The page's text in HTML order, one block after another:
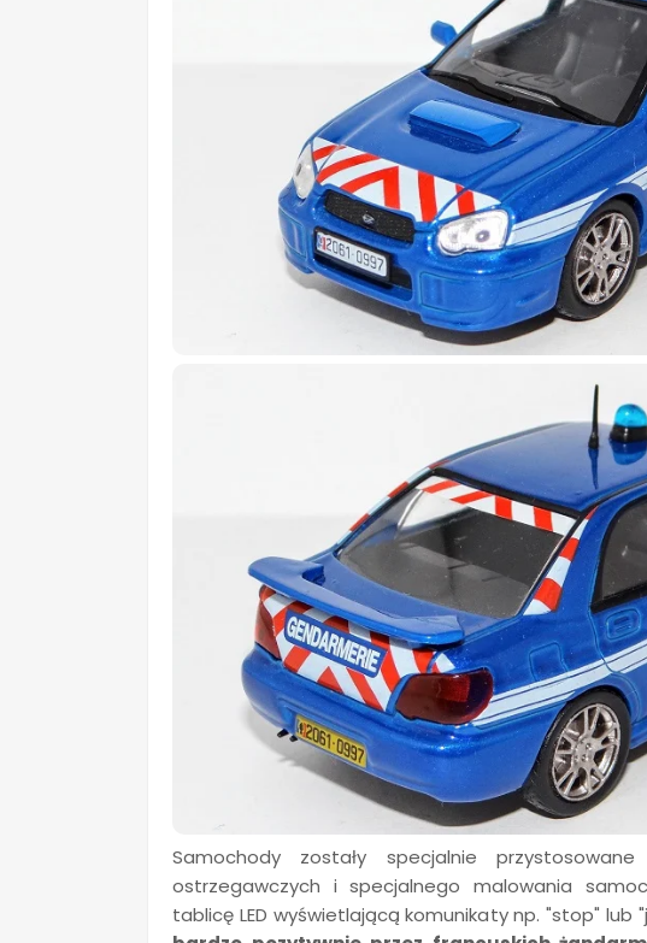
Samochody zostały specjalnie
ostrzegawczych i specjalnego malowania
tablicę LED wyświetlającą komunikaty np. "stop" lub